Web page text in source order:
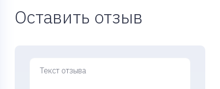
Оставить отзыв